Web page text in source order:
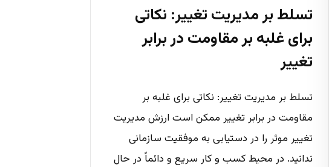
تسلط بر مدیریت تغییر: نکاتی
برای غلبه بر مقاومت در برابر
تغییر
تسلط بر مدیریت تغییر: نکاتی برای غلبه بر
مقاومت در برابر تغییر ممکن است ارزش مدیریت
تغییر موثر را در دستیابی به موفقیت سازمانی
ندانید. در محیط کسب و کار سریع و دائماً در حال